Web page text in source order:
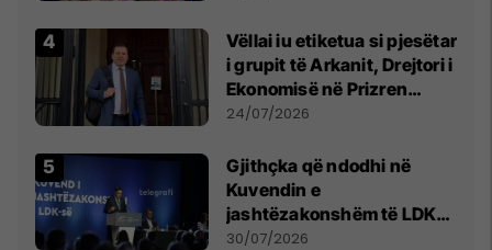
Vëllai iu etiketua si pjesëtar
i grupit të Arkanit, Drejtori i
Ekonomisë në Prizren
mohon pretendimet
24/07/2026
Gjithçka që ndodhi në
Kuvendin e
jashtëzakonshëm të LDK-
së
30/07/2026